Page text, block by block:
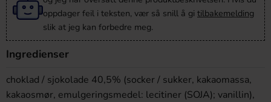
den til en lett og eksquisit nytelse.
Ferrero Collectioner en fornøyelse for alle sanser og den
perfekte gaven til dine nære og kjære!
oppdager feil i teksten, vær så snill å gi tilbakemelding
slik at jeg kan forbedre meg.
Ingredienser
choklad / sjokolade 40,5% (socker / sukker, kakaomassa,
kakaosmør, emulgeringsmedel: lecitiner (SOJA); vanillin),